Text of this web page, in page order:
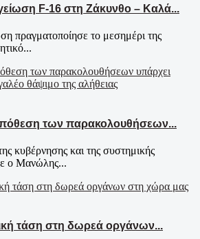
F-16 στη Ζάκυνθο – Καλά...
πραγματοποίησε το μεσημέρι της
των παρακολουθήσεων...
κυβέρνησης και της συστημικής
ο Μανώλης...
τάση στη δωρεά οργάνων...